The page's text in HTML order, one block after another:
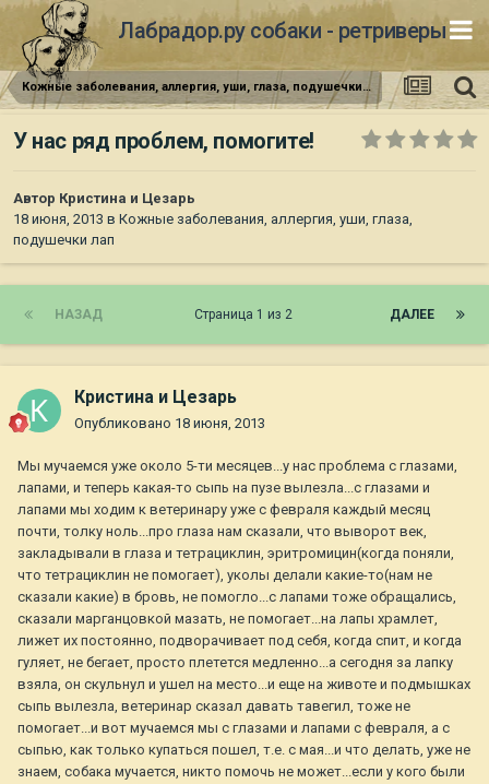
Лабрадор.ру собаки - ретриверы
Кожные заболевания, аллергия, уши, глаза, подушечки лап
У нас ряд проблем, помогите!
Автор Кристина и Цезарь
18 июня, 2013 в Кожные заболевания, аллергия, уши, глаза,
подушечки лап
НАЗАД ДАЛЕЕ
Страница 1 из 2
Кристина и Цезарь
Опубликовано 18 июня, 2013
Мы мучаемся уже около 5-ти месяцев...у нас проблема с глазами,
лапами, и теперь какая-то сыпь на пузе вылезла...с глазами и
лапами мы ходим к ветеринару уже с февраля каждый месяц
почти, толку ноль...про глаза нам сказали, что выворот век,
закладывали в глаза и тетрациклин, эритромицин(когда поняли,
что тетрациклин не помогает), уколы делали какие-то(нам не
сказали какие) в бровь, не помогло...с лапами тоже обращались,
сказали марганцовкой мазать, не помогает...на лапы храмлет,
лижет их постоянно, подворачивает под себя, когда спит, и когда
гуляет, не бегает, просто плетется медленно...а сегодня за лапку
взяла, он скульнул и ушел на место...и еще на животе и подмышках
сыпь вылезла, ветеринар сказал давать тавегил, тоже не
помогает...и вот мучаемся мы с глазами и лапами с февраля, а с
сыпью, как только купаться пошел, т.е. с мая...и что делать, уже не
знаем, собака мучается, никто помочь не может...если у кого были